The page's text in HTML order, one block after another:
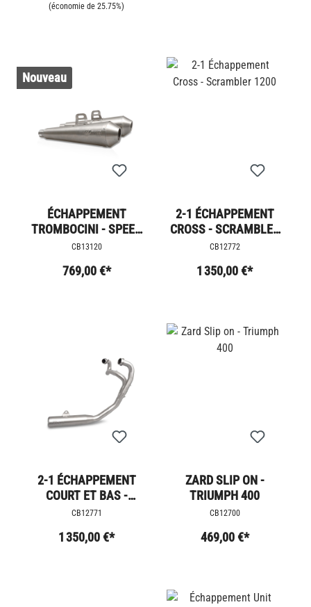
(économie de 25.75%)
Nouveau
ÉCHAPPEMENT
TROMBOCINI - SPEED
TWIN 1200
CB13120
769,00 €*
2-1 ÉCHAPPEMENT
CROSS - SCRAMBLER
1200
CB12772
1 350,00 €*
2-1 ÉCHAPPEMENT
COURT ET BAS -
SCRAMBLER 1200
CB12771
1 350,00 €*
ZARD SLIP ON -
TRIUMPH 400
CB12700
469,00 €*